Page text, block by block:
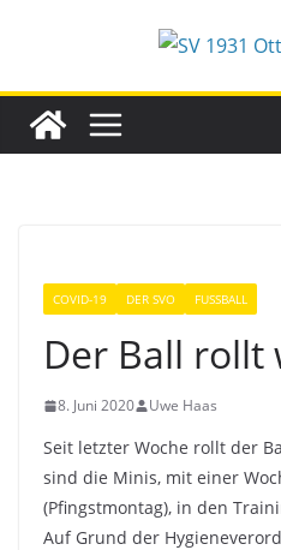
COVID-19 DER SVO FUSSBALL
Der Ball rollt
8. Juni 2020 Uwe Haas
Seit letzter Woche rollt der
sind die Minis, mit einer
(Pfingstmontag), in den
Auf Grund der